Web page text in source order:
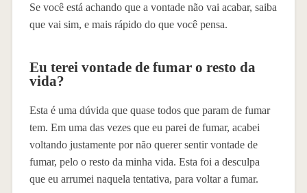
Se você está achando que a vontade não vai acabar, saiba
que vai sim, e mais rápido do que você pensa.
Eu terei vontade de fumar o resto da
vida?
Esta é uma dúvida que quase todos que param de fumar
tem. Em uma das vezes que eu parei de fumar, acabei
voltando justamente por não querer sentir vontade de
fumar, pelo o resto da minha vida. Esta foi a desculpa
que eu arrumei naquela tentativa, para voltar a fumar.